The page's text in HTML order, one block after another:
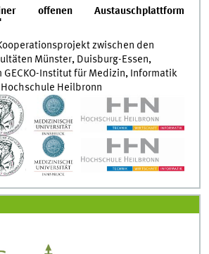
offenen Austauschplattform
zwischen den
Münster, Duisburg-Essen,
GECKO-Institut für Medizin, Informatik
Heilbronn